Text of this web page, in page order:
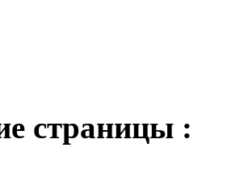
страницы :